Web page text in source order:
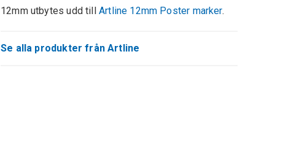
12mm utbytes udd till Artline 12mm Poster marker.
Se alla produkter från Artline